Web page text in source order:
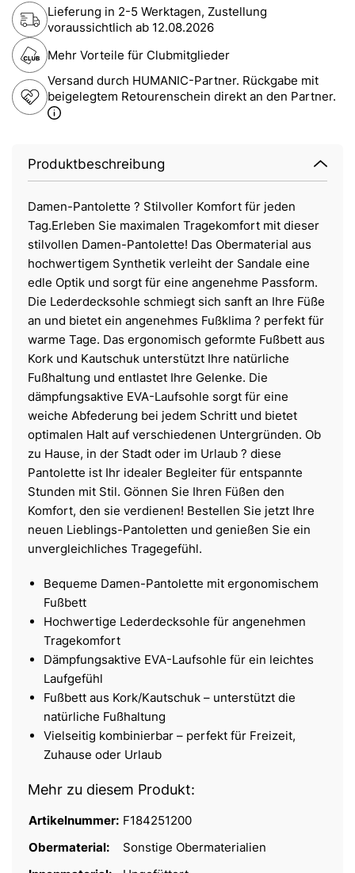
Lieferung in 2-5 Werktagen, Zustellung
voraussichtlich ab 12.08.2026
Mehr Vorteile für Clubmitglieder
Versand durch HUMANIC-Partner. Rückgabe mit
beigelegtem Retourenschein direkt an den Partner.
Produktbeschreibung
Damen-Pantolette ? Stilvoller Komfort für jeden
Tag.Erleben Sie maximalen Tragekomfort mit dieser
stilvollen Damen-Pantolette! Das Obermaterial aus
hochwertigem Synthetik verleiht der Sandale eine
edle Optik und sorgt für eine angenehme Passform.
Die Lederdecksohle schmiegt sich sanft an Ihre Füße
an und bietet ein angenehmes Fußklima ? perfekt für
warme Tage. Das ergonomisch geformte Fußbett aus
Kork und Kautschuk unterstützt Ihre natürliche
Fußhaltung und entlastet Ihre Gelenke. Die
dämpfungsaktive EVA-Laufsohle sorgt für eine
weiche Abfederung bei jedem Schritt und bietet
optimalen Halt auf verschiedenen Untergründen. Ob
zu Hause, in der Stadt oder im Urlaub ? diese
Pantolette ist Ihr idealer Begleiter für entspannte
Stunden mit Stil. Gönnen Sie Ihren Füßen den
Komfort, den sie verdienen! Bestellen Sie jetzt Ihre
neuen Lieblings-Pantoletten und genießen Sie ein
unvergleichliches Tragegefühl.
Bequeme Damen-Pantolette mit ergonomischem
Fußbett
Hochwertige Lederdecksohle für angenehmen
Tragekomfort
Dämpfungsaktive EVA-Laufsohle für ein leichtes
Laufgefühl
Fußbett aus Kork/Kautschuk – unterstützt die
natürliche Fußhaltung
Vielseitig kombinierbar – perfekt für Freizeit,
Zuhause oder Urlaub
Mehr zu diesem Produkt:
Artikelnummer: F184251200
Obermaterial:
Sonstige Obermaterialien